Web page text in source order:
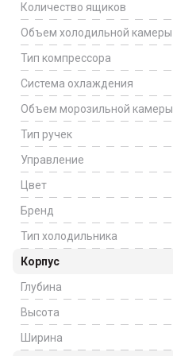
Количество ящиков
Объем холодильной камеры
Тип компрессора
Система охлаждения
Объем морозильной камеры
Тип ручек
Управление
Цвет
Бренд
Тип холодильника
Корпус
Глубина
Высота
Ширина